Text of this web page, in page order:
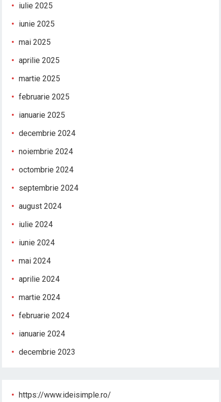
iulie 2025
iunie 2025
mai 2025
aprilie 2025
martie 2025
februarie 2025
ianuarie 2025
decembrie 2024
noiembrie 2024
octombrie 2024
septembrie 2024
august 2024
iulie 2024
iunie 2024
mai 2024
aprilie 2024
martie 2024
februarie 2024
ianuarie 2024
decembrie 2023
https://www.ideisimple.ro/